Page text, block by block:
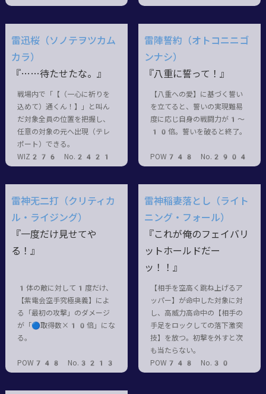
雷迅桜（ソノテヲツカム
カラ）
『……待たせたな。』
戦場内で「【（一心に祈りを
込めて）通くん！】」と叫ん
だ対象全員の位置を把握し、
任意の対象の元へ出現（テレ
ポート）できる。
WIZ276 No.2421
雷陣誓約（オトコニニゴ
ンナシ）
『八重に誓って！』
【八重への愛】に基づく誓い
を立てると、誓いの実現難易
度に応じ自身の戦闘力が1〜
10倍。誓いを破ると終了。
POW748 No.2904
雷神无二打（クリティカ
ル・ライジング）
『一度だけ見せてや
る！』
1体の敵に対して1度だけ、
【紫電会空手究極奥義】によ
る「最初の攻撃」のダメージ
が「🔵取得数×10倍」にな
る。
POW748 No.3213
雷神稲妻落とし（ライト
ニング・フォール）
『これが俺のフェイバリ
ットホールドだー
ッ！！』
【相手を空高く跳ね上げるア
ッパー】が命中した対象に対
し、高威力高命中の【相手の
手足をロックしての落下激突
技】を放つ。初撃を外すと次
も当たらない。
POW748 No.30